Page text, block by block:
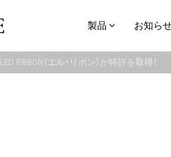
製品 お知ら
LED RIBBON（エル・リボン）が特許を取得！